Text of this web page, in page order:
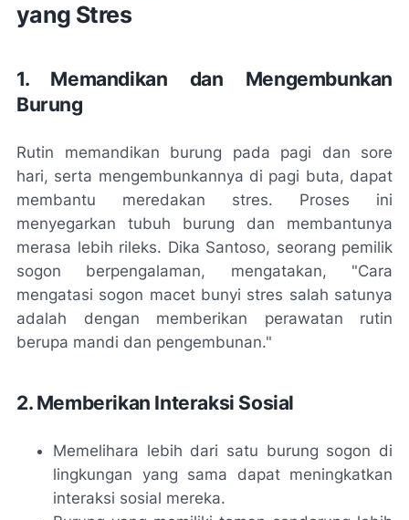
yang Stres
1. Memandikan dan Mengembunkan
Burung
Rutin memandikan burung pada pagi dan sore
hari, serta mengembunkannya di pagi buta, dapat
membantu meredakan stres. Proses ini
menyegarkan tubuh burung dan membantunya
merasa lebih rileks. Dika Santoso, seorang pemilik
sogon berpengalaman, mengatakan, "Cara
mengatasi sogon macet bunyi stres salah satunya
adalah dengan memberikan perawatan rutin
berupa mandi dan pengembunan."
2. Memberikan Interaksi Sosial
Memelihara lebih dari satu burung sogon di
lingkungan yang sama dapat meningkatkan
interaksi sosial mereka.